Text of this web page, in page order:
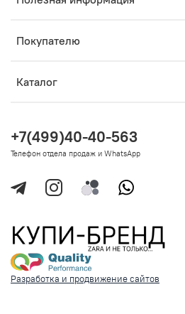
Покупателю
Каталог
+7(499)40-40-563
Телефон отдела продаж и WhatsApp
Разработка и продвижение сайтов